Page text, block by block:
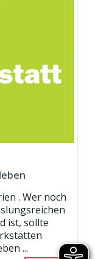
. Wer noch
ist, sollte
...